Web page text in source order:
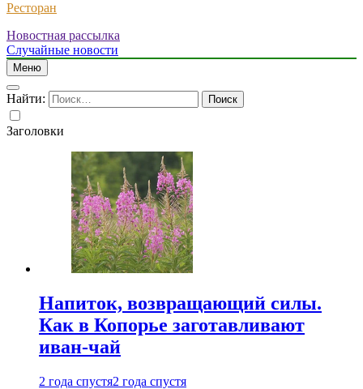
Ресторан
Новостная рассылка
Случайные новости
Меню
Найти:
Заголовки
Напиток, возвращающий силы.
Как в Копорье заготавливают
иван-чай
2 года спустя2 года спустя